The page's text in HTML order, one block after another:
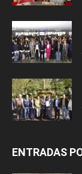
ENTRADAS